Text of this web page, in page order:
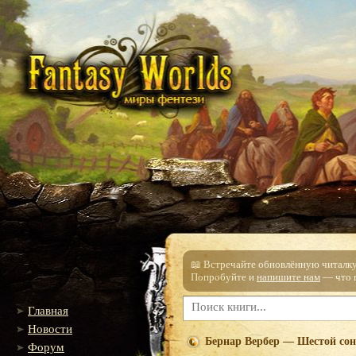
Главная
Новости
Форум
📖 Встречайте обновлённую
Попробуйте и напишите нам — что
Бернар Вербер — Шестой сон